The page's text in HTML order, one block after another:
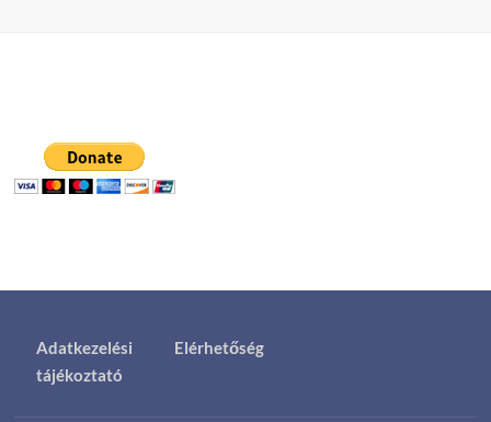
Adatkezelési
tájékoztató
Elérhetőség